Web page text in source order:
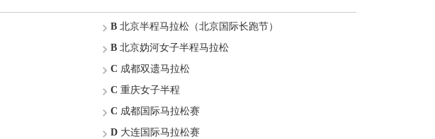
B北京半程马拉松（北京国际长跑节）
B北京妫河女子半程马拉松
C 成都双遗马拉松
C 重庆女子半程
C 成都国际马拉松赛
D大连国际马拉松赛